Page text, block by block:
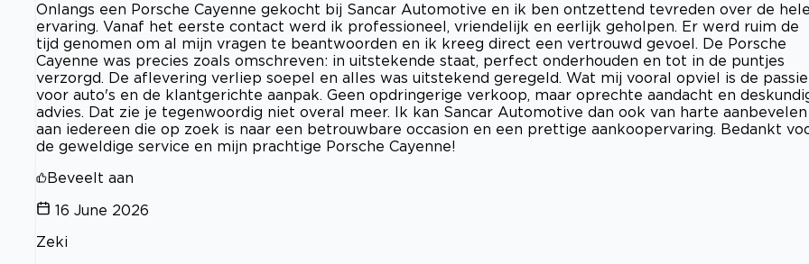
Onlangs een Porsche Cayenne gekocht bij Sancar Automotive en ik ben ontzettend tevreden over de
ervaring. Vanaf het eerste contact werd ik professioneel, vriendelijk en eerlijk geholpen. Er werd ruim de
tijd genomen om al mijn vragen te beantwoorden en ik kreeg direct een vertrouwd gevoel. De Porsche
Cayenne was precies zoals omschreven: in uitstekende staat, perfect onderhouden en tot in de puntjes
verzorgd. De aflevering verliep soepel en alles was uitstekend geregeld. Wat mij vooral opviel is de passie
voor auto's en de klantgerichte aanpak. Geen opdringerige verkoop, maar oprechte aandacht en
advies. Dat zie je tegenwoordig niet overal meer. Ik kan Sancar Automotive dan ook van harte aanbevelen
aan iedereen die op zoek is naar een betrouwbare occasion en een prettige aankoopervaring. Bedankt
de geweldige service en mijn prachtige Porsche Cayenne!
Beveelt aan
16 June 2026
Zeki